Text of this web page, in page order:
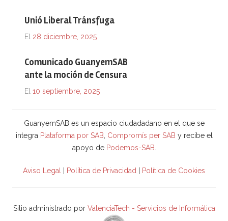
Unió Liberal Tránsfuga
El 28 diciembre, 2025
Comunicado GuanyemSAB
ante la moción de Censura
El 10 septiembre, 2025
GuanyemSAB es un espacio ciudadadano en el que se
integra Plataforma por SAB, Compromís per SAB y recibe el
apoyo de Podemos-SAB.
Aviso Legal Política de Privacidad Política de Cookies
Sitio administrado por ValenciaTech - Servicios de Informática